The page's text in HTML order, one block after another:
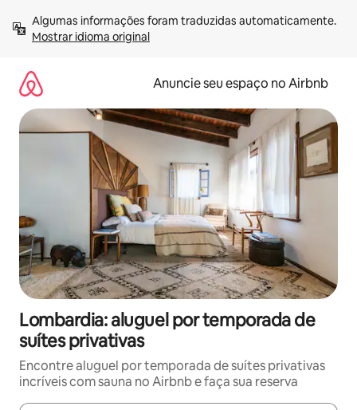
para
Mostrar idioma original
Anuncie seu espaço no Airbnb
Lombardia: aluguel por temporada de
suítes privativas
Encontre aluguel por temporada de suítes privativas
incríveis com sauna no Airbnb e faça sua reserva